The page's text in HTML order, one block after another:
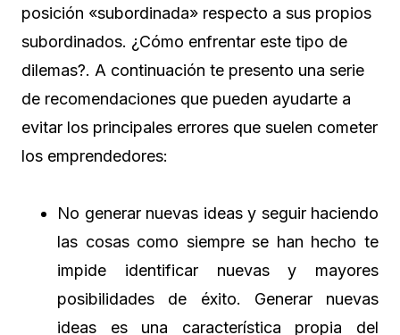
posición «subordinada» respecto a sus propios
subordinados. ¿Cómo enfrentar este tipo de
dilemas?. A continuación te presento una serie
de recomendaciones que pueden ayudarte a
evitar los principales errores que suelen cometer
los emprendedores:
No generar nuevas ideas y seguir haciendo
las cosas como siempre se han hecho te
impide identificar nuevas y mayores
posibilidades de éxito. Generar nuevas
ideas es una característica propia del